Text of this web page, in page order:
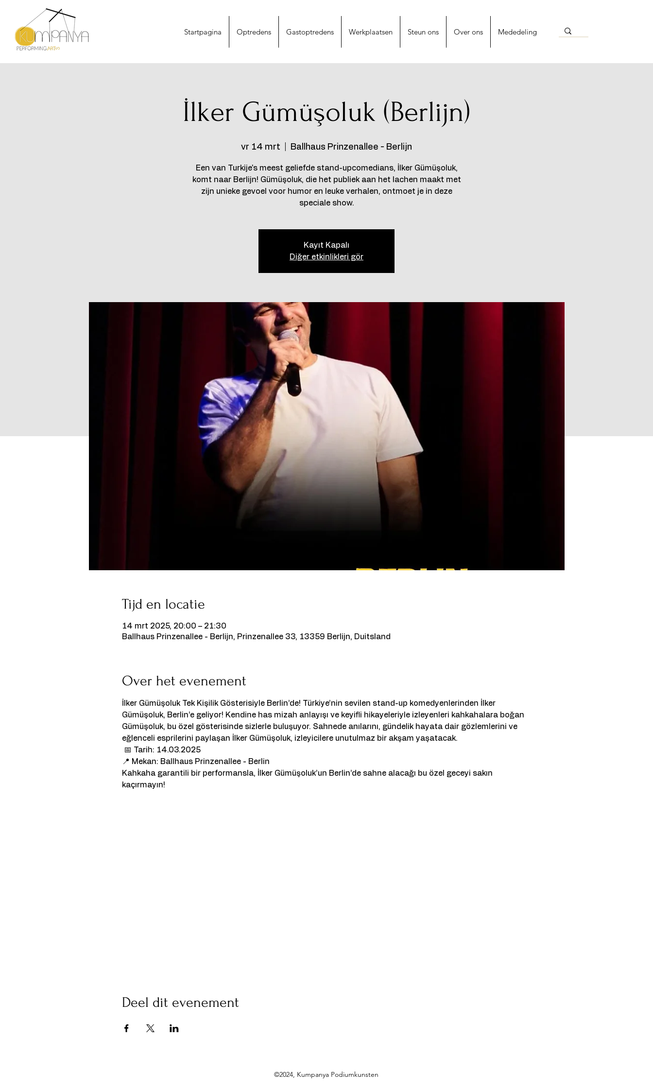
Startpagina Optredens Gastoptredens Werkplaatsen Steun ons Over ons Mededeling
İlker Gümüşoluk (Berlijn)
vr 14 mrt Ballhaus Prinzenallee - Berlijn
Een van Turkije's meest geliefde stand-upcomedians, İlker Gümüşoluk,
komt naar Berlijn! Gümüşoluk, die het publiek aan het lachen maakt met
zijn unieke gevoel voor humor en leuke verhalen, ontmoet je in deze
speciale show.
Kayıt Kapalı
Diğer etkinlikleri gör
Tijd en locatie
14 mrt 2025, 20:00 – 21:30
Ballhaus Prinzenallee - Berlijn, Prinzenallee 33, 13359 Berlijn, Duitsland
Over het evenement
İlker Gümüşoluk Tek Kişilik Gösterisiyle Berlin’de! Türkiye’nin sevilen stand-up komedyenlerinden İlker
Gümüşoluk, Berlin’e geliyor! Kendine has mizah anlayışı ve keyifli hikayeleriyle izleyenleri kahkahalara boğan
Gümüşoluk, bu özel gösterisinde sizlerle buluşuyor. Sahnede anılarını, gündelik hayata dair gözlemlerini ve
eğlenceli esprilerini paylaşan İlker Gümüşoluk, izleyicilere unutulmaz bir akşam yaşatacak.
📅 Tarih: 14.03.2025
📍 Mekan: Ballhaus Prinzenallee - Berlin
Kahkaha garantili bir performansla, İlker Gümüşoluk’un Berlin’de sahne alacağı bu özel geceyi sakın
kaçırmayın!
Deel dit evenement
©2024, Kumpanya Podiumkunsten